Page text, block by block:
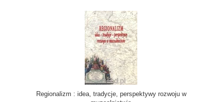
Regionalizm : idea, tradycje, perspektywy rozwoju w